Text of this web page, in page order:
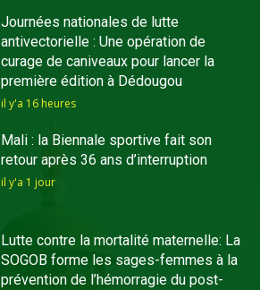
Journées nationales de lutte
antivectorielle : Une opération de
curage de caniveaux pour lancer la
première édition à Dédougou
il y'a 16 heures
Mali : la Biennale sportive fait son
retour après 36 ans d’interruption
il y'a 1 jour
Lutte contre la mortalité maternelle: La
SOGOB forme les sages-femmes à la
prévention de l’hémorragie du post-